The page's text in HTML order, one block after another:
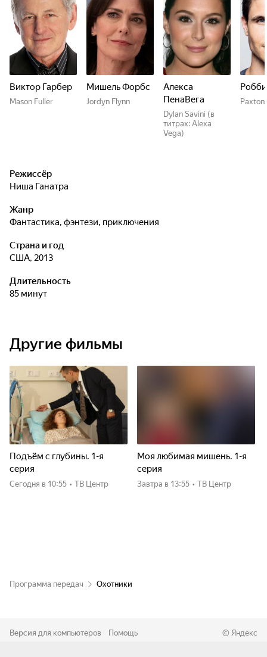
Виктор Гарбер
Mason Fuller
Мишель Форбс
Jordyn Flynn
Алекса
ПенаВега
Dylan Savini (в
титрах: Alexa
Vega)
Paxton
Режиссёр
Ниша Ганатра
Жанр
фантастика, фэнтези, приключения
Страна и год
США, 2013
Длительность
85 минут
Другие фильмы
Подъём с глубины. 1-я
серия
Сегодня в 10:55 • ТВ Центр
Моя любимая мишень. 1-я
серия
Завтра в 13:55 • ТВ Центр
Программа передач Охотники
Версия для компьютеров Помощь © Яндекс